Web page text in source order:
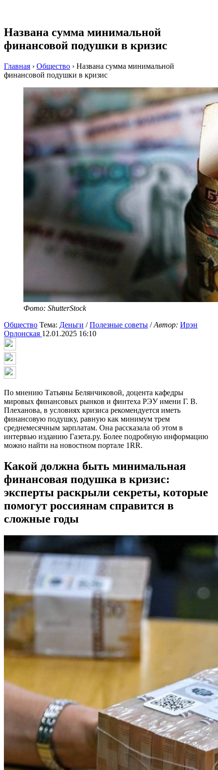
Названа сумма минимальной
финансовой подушки в кризис
Главная › Общество › Названа сумма минимальной
финансовой подушки в кризис
Фото: ShutterStock
Общество Тема: Деньги /Полезные советы /Автор: Ирэн
Орлонская 12.01.2025 16:10
По мнению Татьяны Белянчиковой, доцента кафедры
мировых финансовых рынков и финтеха РЭУ имени Г. В.
Плеханова, в условиях кризиса рекомендуется иметь
финансовую подушку, равную как минимум трем
среднемесячным зарплатам. Она рассказала об этом в
интервью изданию Газета.ру. Более подробную информацию
можно найти на новостном портале 1RR.
Какой должна быть минимальная
финансовая подушка в кризис:
эксперты раскрыли секреты, которые
помогут россиянам справится в
сложные годы